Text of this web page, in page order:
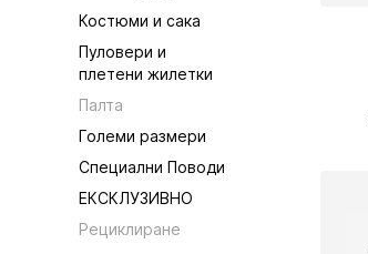
Костюми и сака
Пуловери и
плетени жилетки
Палта
Големи размери
Специални Поводи
ЕКСКЛУЗИВНО
Рециклиране